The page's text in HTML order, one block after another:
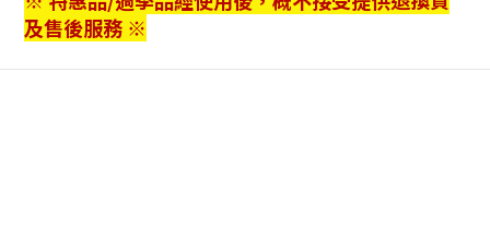
及售後服務 ※